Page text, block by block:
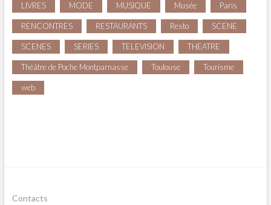
LIVRES MODE MUSIQUE Musée Paris
RENCONTRES RESTAURANTS Resto SCENE
SCENES SERIES TELEVISION THEATRE
Théâtre de Poche Montparnasse Toulouse Tourisme
web
Contacts